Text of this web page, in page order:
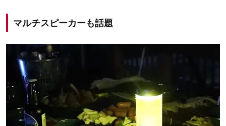
マルチスピーカーも話題